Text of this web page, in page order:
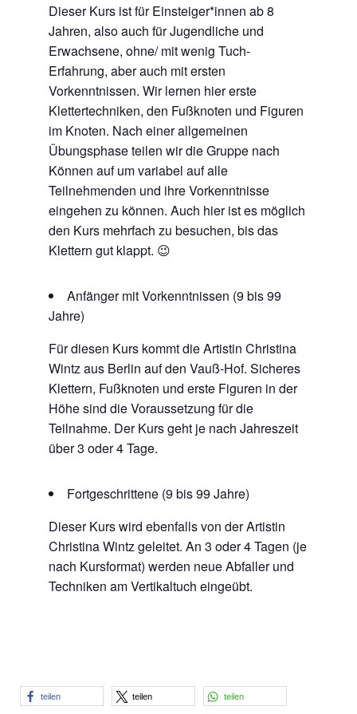
Dieser Kurs ist für Einsteiger*innen ab 8
Jahren, also auch für Jugendliche und
Erwachsene, ohne/ mit wenig Tuch-
Erfahrung, aber auch mit ersten
Vorkenntnissen. Wir lernen hier erste
Klettertechniken, den Fußknoten und Figuren
im Knoten. Nach einer allgemeinen
Übungsphase teilen wir die Gruppe nach
Können auf um variabel auf alle
Teilnehmenden und ihre Vorkenntnisse
eingehen zu können. Auch hier ist es möglich
den Kurs mehrfach zu besuchen, bis das
Klettern gut klappt. 😉
Anfänger mit Vorkenntnissen (9 bis 99
Jahre)
Für diesen Kurs kommt die Artistin Christina
Wintz aus Berlin auf den Vauß-Hof. Sicheres
Klettern, Fußknoten und erste Figuren in der
Höhe sind die Voraussetzung für die
Teilnahme. Der Kurs geht je nach Jahreszeit
über 3 oder 4 Tage.
Fortgeschrittene (9 bis 99 Jahre)
Dieser Kurs wird ebenfalls von der Artistin
Christina Wintz geleitet. An 3 oder 4 Tagen (je
nach Kursformat) werden neue Abfaller und
Techniken am Vertikaltuch eingeübt.
teilen teilen teilen